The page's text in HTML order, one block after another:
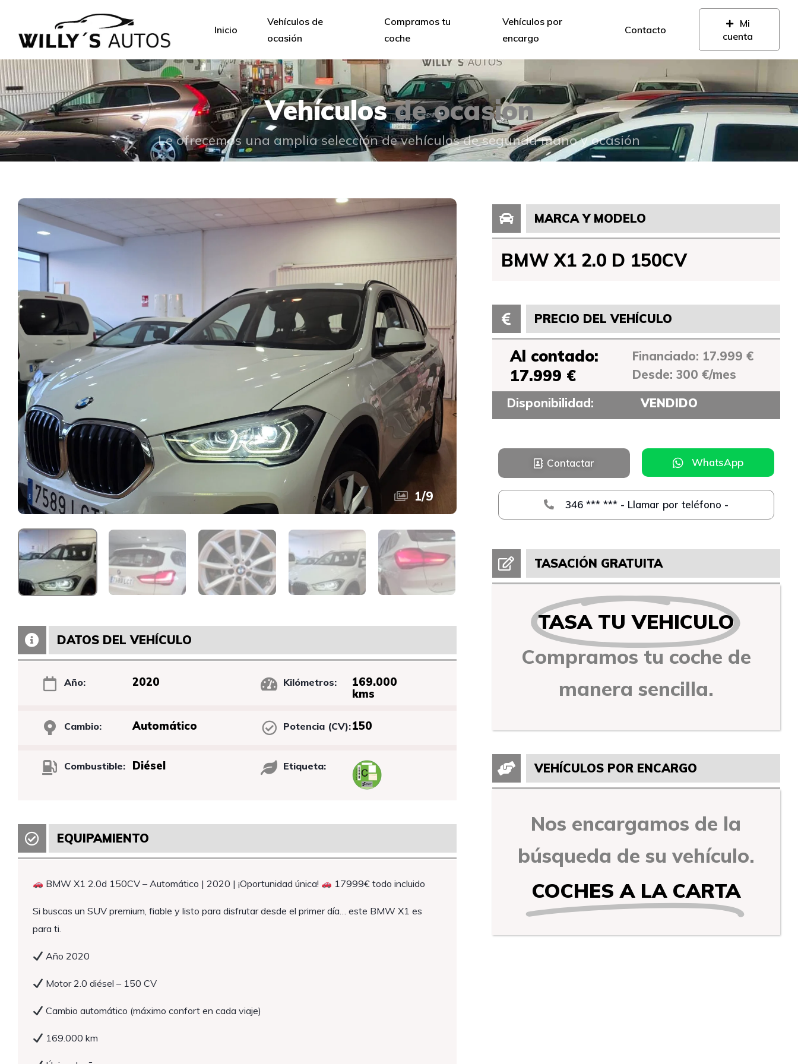
Inicio
Vehículos de
ocasión
Compramos tu
coche
Vehículos por
encargo
Contacto
Mi
cuenta
Vehículosde ocasión
Le ofrecemos una amplia selección de vehículos de segunda mano y ocasión
1/9
DATOS DEL VEHÍCULO
Año: 2020 Kilómetros:
169.000
kms
Cambio: Automático Potencia (CV):150
Combustible: Diésel Etiqueta:
EQUIPAMIENTO
BMW X1 2.0d 150CV – Automático | 2020 | ¡Oportunidad única! 17999€ todo incluido
Si buscas un SUV premium, fiable y listo para disfrutar desde el primer día… este BMW X1 es
para ti.
Año 2020
Motor 2.0 diésel – 150 CV
Cambio automático (máximo confort en cada viaje)
169.000 km
MARCA Y MODELO
BMW X1 2.0 D 150CV
PRECIO DEL VEHÍCULO
Al contado:
17.999 €
Financiado: 17.999 €
Desde: 300 €/mes
Disponibilidad:
VENDIDO
Contactar WhatsApp
346 *** *** - Llamar por teléfono -
TASACIÓN GRATUITA
TASA TU VEHICULO
Compramos tu coche de
manera sencilla.
VEHÍCULOS POR ENCARGO
Nos encargamos de la
búsqueda de su vehículo.
COCHES A LA CARTA